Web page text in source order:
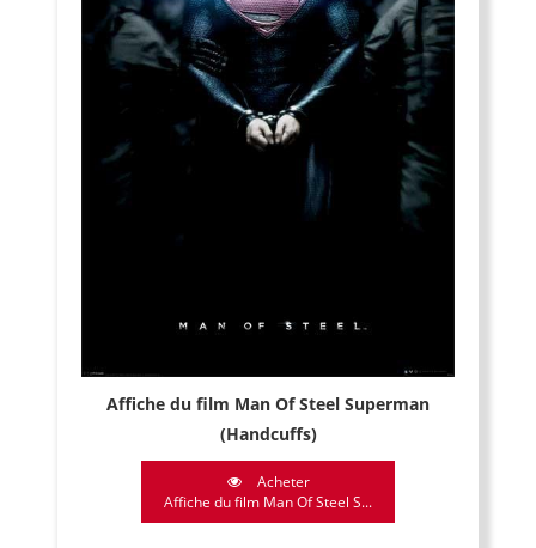
Affiche du film Man Of Steel Superman
(Handcuffs)
Acheter
Affiche du film Man Of Steel S...